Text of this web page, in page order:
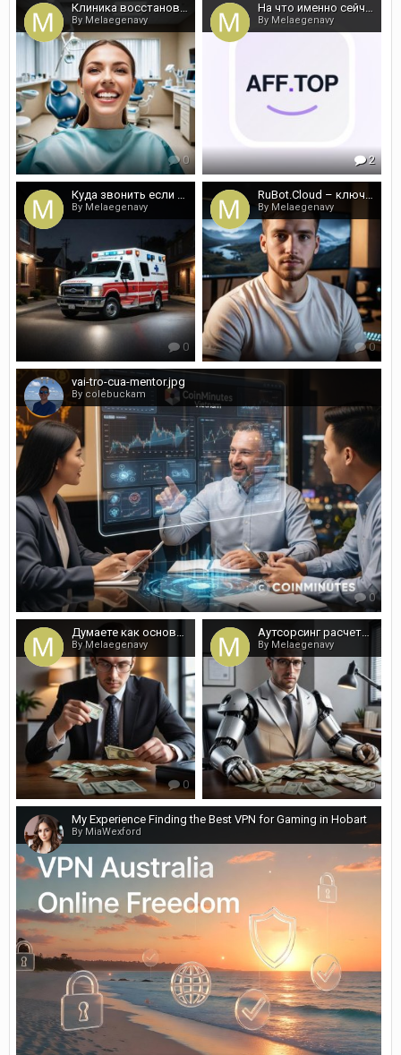
Клиника восстановительной стоматологии «В Путь» в Москве
By Melaegenavy
0
На что именно сейчас обращать внимание арбитражнику в работе?
By Melaegenavy
2
Куда звонить если необходима транспортировка колясочника
By Melaegenavy
0
RuBot.Cloud – ключ к миллионам зрителей на стриминговых площадках
By Melaegenavy
0
vai-tro-cua-mentor.jpg
By colebuckam
0
Думаете как основать свою компанию в Казахстане? Ждем Вас
By Melaegenavy
0
Аутсорсинг расчета зарплаты от квалифицированных профессионалов
By Melaegenavy
0
My Experience Finding the Best VPN for Gaming in Hobart
By MiaWexford